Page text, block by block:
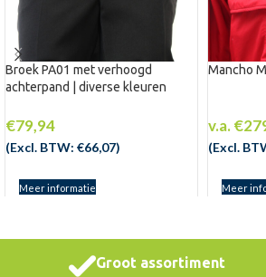
Broek PA01 met verhoogd
achterpand | diverse kleuren
€79,94
(Excl. BTW: €66,07)
Meer informatie
Mancho
v.a.€
(Excl.
Meer
Groot assortiment